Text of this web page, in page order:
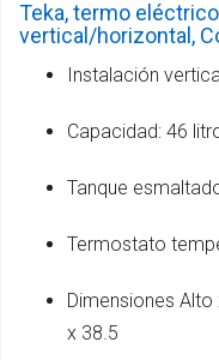
Teka, termo
vertical/horizontal,
Instalación
Capacidad: 46
Tanque
Termostato
Dimensiones
x 38.5